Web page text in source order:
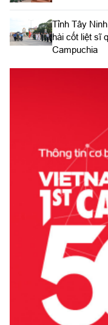
​Tỉnh Tây
hài cốt liệt sĩ
Campuchia